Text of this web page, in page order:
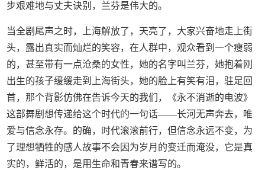
步艰难地与丈夫诀别，兰芬是伟大的。
当全剧尾声之时，上海解放了，天亮了，大家兴奋地走上街
头，露出真实而灿烂的笑容，在人群中，观众看到一个瘦弱
的，甚至带有一点沧桑的女性，她的名字叫兰芬，她抱着刚
出生的孩子缓缓走到上海街头，她的脸上有笑有泪，驻足回
首，那个背影仿佛在告诉今天的我们，《永不消逝的电波》
这部舞剧想传递给这个时代的一句话——长河无声奔去，唯
爱与信念永存。的确，时代滚滚前行，但信念永远不变，为
了理想牺牲的感人故事不会因为岁月的变迁而淹没，它是真
实的，鲜活的，是用生命和青春来谱写的。